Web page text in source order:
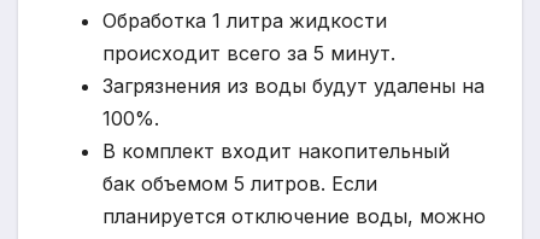
Обработка 1 литра жидкости
происходит всего за 5 минут.
Загрязнения из воды будут удалены на
100%.
В комплект входит накопительный
бак объемом 5 литров. Если
планируется отключение воды, можно